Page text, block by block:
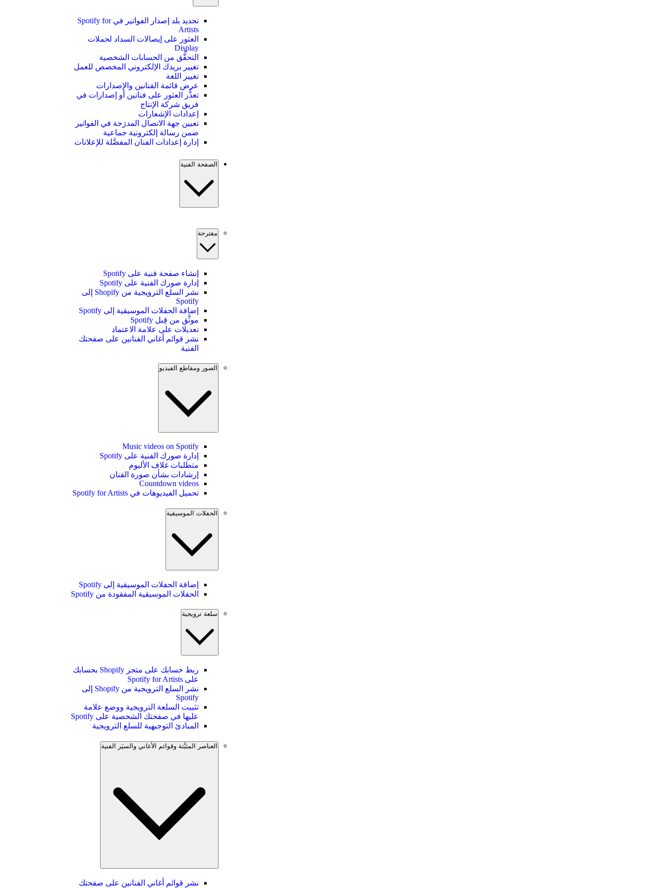
تحديد بلد إصدار الفواتير في Spotify for
Artists
العثور على إيصالات السداد لحملات
Display
التحقُّق من الحسابات الشخصية
تغيير بريدك الإلكتروني المخصص للعمل
تغيير اللغة
عرض قائمة الفنانين والإصدارات
تعذُّر العثور على فنانين أو إصدارات في
فريق شركة الإنتاج
إعدادات الإشعارات
تعيين جهة الاتصال المدرَجة في الفواتير
ضمن رسالة إلكترونية جماعية
إدارة إعدادات الفنان المفضَّلة للإعلانات
الصفحة الفنية
مقترحة
إنشاء صفحة فنية على Spotify
إدارة صورك الفنية على Spotify
نشر السلع الترويجية من Shopify إلى
Spotify
إضافة الحفلات الموسيقية إلى Spotify
موثَّق من قِبل Spotify
تعديلات على علامة الاعتماد
نشر قوائم أغاني الفنانين على صفحتك
الفنية
الصور ومقاطع الفيديو
Music videos on Spotify
إدارة صورك الفنية على Spotify
متطلبات غلاف الألبوم
إرشادات بشأن صورة الفنان
Countdown videos
تحميل الفيديوهات في Spotify for Artists
الحفلات الموسيقية
إضافة الحفلات الموسيقية إلى Spotify
الحفلات الموسيقية المفقودة من Spotify
سلعة ترويجية
ربط حسابك على متجر Shopify بحسابك
على Spotify for Artists
نشر السلع الترويجية من Shopify إلى
Spotify
تثبيت السلعة الترويجية ووضع علامة
عليها في صفحتك الشخصية على Spotify
المبادئ التوجيهية للسلع الترويجية
العناصر المثبَّتة وقوائم الأغاني والسيَر الفنية
نشر قوائم أغاني الفنانين على صفحتك